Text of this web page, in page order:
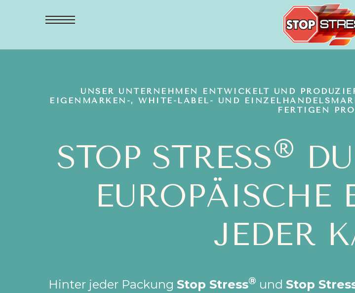
UNSER UNTERNEHMEN ENTWICKELT UND
EIGENMARKEN-, WHITE-LABEL- UND
FERTIGEN
STOP STRESS®
EUROPÄISCHE
JEDER
Hinter jeder Packung Stop Stress® und Stop